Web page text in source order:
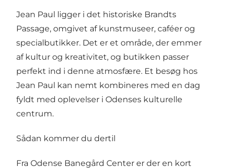
Jean Paul ligger i det historiske Brandts
Passage, omgivet af kunstmuseer, caféer og
specialbutikker. Det er et område, der emmer
af kultur og kreativitet, og butikken passer
perfekt ind i denne atmosfære. Et besøg hos
Jean Paul kan nemt kombineres med en dag
fyldt med oplevelser i Odenses kulturelle
centrum.
Sådan kommer du dertil
Fra Odense Banegård Center er der en kort